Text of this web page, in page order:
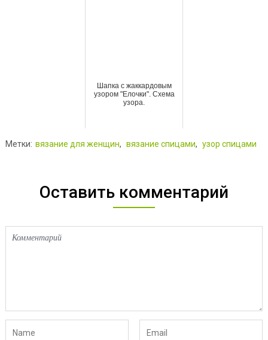
Шапка с жаккардовым
узором "Елочки". Схема
узора.
Метки: вязание для женщин, вязание спицами, узор спицами
Оставить комментарий